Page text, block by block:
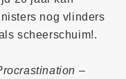
nog vlinders
scheerschuim!.
–